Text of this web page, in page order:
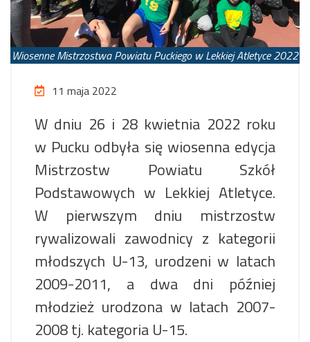
Wiosenne Mistrzostwa Powiatu Puckiego w Lekkiej Atletyce 2022
11 maja 2022
W dniu 26 i 28 kwietnia 2022 roku
w Pucku odbyła się wiosenna edycja
Mistrzostw Powiatu Szkół
Podstawowych w Lekkiej Atletyce.
W pierwszym dniu mistrzostw
rywalizowali zawodnicy z kategorii
młodszych U-13, urodzeni w latach
2009-2011, a dwa dni później
młodzież urodzona w latach 2007-
2008 tj. kategoria U-15.